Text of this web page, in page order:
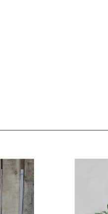
przetwarzane przez
w
podstawowych funkcji i zabezpieczeń